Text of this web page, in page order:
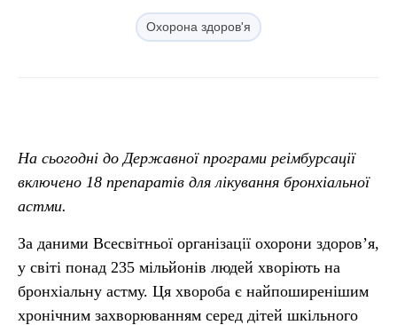
Охорона здоров'я
На сьогодні до Державної програми реімбурсації
включено 18 препаратів для лікування бронхіальної
астми.
За даними Всесвітньої організації охорони здоров’я,
у світі понад 235 мільйонів людей хворіють на
бронхіальну астму. Ця хвороба є найпоширенішим
хронічним захворюванням серед дітей шкільного